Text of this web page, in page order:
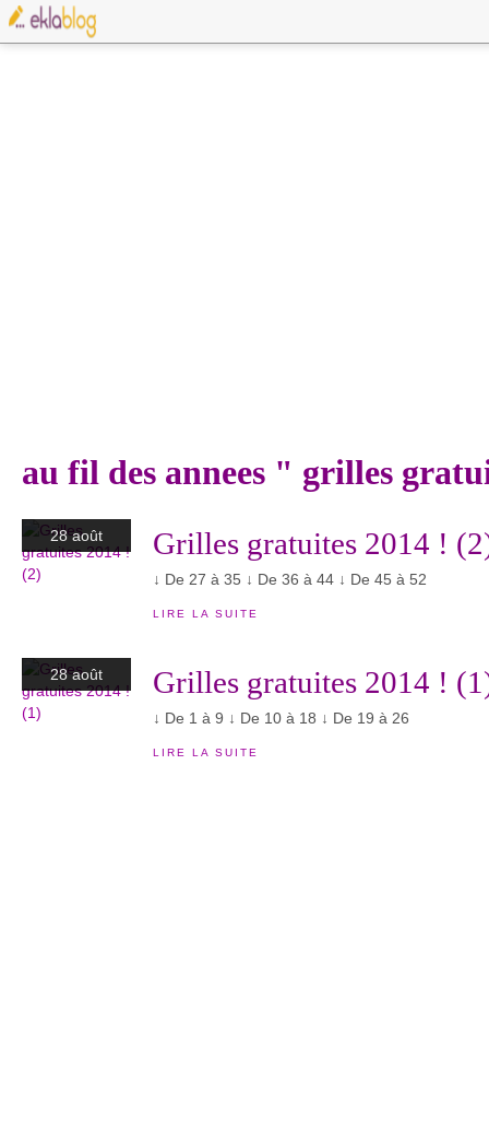
au fil des annees " grilles
28 août Grilles gratuites 2014 !
↓ De 27 à 35 ↓ De 36 à 44 ↓ De 45 à 52
LIRE LA SUITE
28 août Grilles gratuites 2014 !
↓ De 1 à 9 ↓ De 10 à 18 ↓ De 19 à 26
LIRE LA SUITE